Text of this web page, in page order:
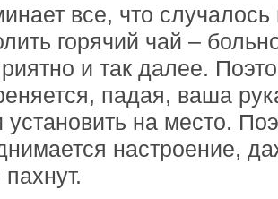
все, что случалось
горячий чай –
и так далее.
падая, ваша
установить на место.
настроение,